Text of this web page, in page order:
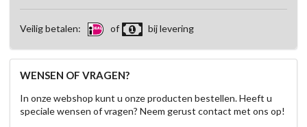
Veilig betalen: of bij levering
WENSEN OF VRAGEN?
In onze webshop kunt u onze producten bestellen. Heeft u
speciale wensen of vragen? Neem gerust contact met ons op!